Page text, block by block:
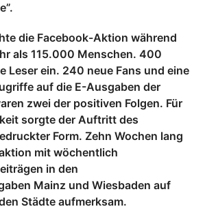
die Facebook-Aktion während
als 115.000 Menschen. 400
Leser ein. 240 neue Fans und eine
auf die E-Ausgaben der
zwei der positiven Folgen. Für
sorgte der Auftritt des
Form. Zehn Wochen lang
mit wöchentlich
in den
Mainz und Wiesbaden auf
Städte aufmerksam.